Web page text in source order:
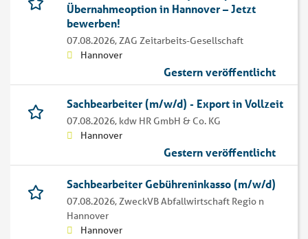
Übernahmeoption in Hannover – Jetzt
bewerben!
07.08.2026,ZAG Zeitarbeits-Gesellschaft
Hannover
Gestern veröffentlicht
Sachbearbeiter (m/w/d) - Export in Vollzeit
07.08.2026, kdw HR GmbH & Co. KG
Hannover
Gestern veröffentlicht
Sachbearbeiter Gebühreninkasso (m/w/d)
07.08.2026,ZweckVB Abfallwirtschaft Regio n
Hannover
Hannover